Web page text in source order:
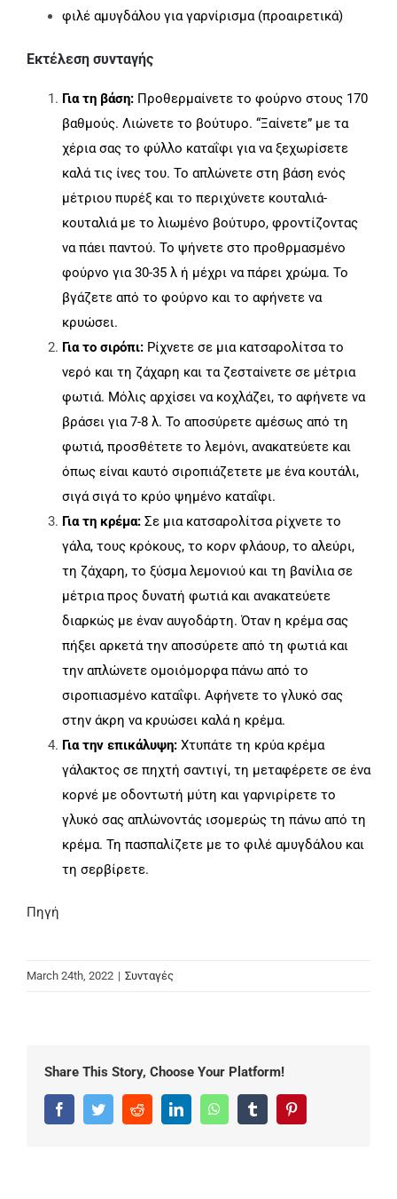
φιλέ αμυγδάλου για γαρνίρισμα (προαιρετικά)
Εκτέλεση συνταγής
Για τη βάση: Προθερμαίνετε το φούρνο στους 170
βαθμούς. Λιώνετε το βούτυρο. “Ξαίνετε” με τα
χέρια σας το φύλλο καταΐφι για να ξεχωρίσετε
καλά τις ίνες του. Το απλώνετε στη βάση ενός
μέτριου πυρέξ και το περιχύνετε κουταλιά-
κουταλιά με το λιωμένο βούτυρο, φροντίζοντας
να πάει παντού. Το ψήνετε στο προθρμασμένο
φούρνο για 30-35 λ ή μέχρι να πάρει χρώμα. Το
βγάζετε από το φούρνο και το αφήνετε να
κρυώσει.
Για το σιρόπι: Ρίχνετε σε μια κατσαρολίτσα το
νερό και τη ζάχαρη και τα ζεσταίνετε σε μέτρια
φωτιά. Μόλις αρχίσει να κοχλάζει, το αφήνετε να
βράσει για 7-8 λ. Το αποσύρετε αμέσως από τη
φωτιά, προσθέτετε το λεμόνι, ανακατεύετε και
όπως είναι καυτό σιροπιάζετετε με ένα κουτάλι,
σιγά σιγά το κρύο ψημένο καταΐφι.
Για τη κρέμα: Σε μια κατσαρολίτσα ρίχνετε το
γάλα, τους κρόκους, το κορν φλάουρ, το αλεύρι,
τη ζάχαρη, το ξύσμα λεμονιού και τη βανίλια σε
μέτρια προς δυνατή φωτιά και ανακατεύετε
διαρκώς με έναν αυγοδάρτη. Όταν η κρέμα σας
πήξει αρκετά την αποσύρετε από τη φωτιά και
την απλώνετε ομοιόμορφα πάνω από το
σιροπιασμένο καταΐφι. Αφήνετε το γλυκό σας
στην άκρη να κρυώσει καλά η κρέμα.
Για την επικάλυψη: Χτυπάτε τη κρύα κρέμα
γάλακτος σε πηχτή σαντιγί, τη μεταφέρετε σε ένα
κορνέ με οδοντωτή μύτη και γαρνιρίρετε το
γλυκό σας απλώνοντάς ισομερώς τη πάνω από τη
κρέμα. Τη πασπαλίζετε με το φιλέ αμυγδάλου και
τη σερβίρετε.
Πηγή
March 24th, 2022 | Συνταγές
Share This Story, Choose Your Platform!
FacebookTwitterRedditLinkedInWhatsAppTumblr